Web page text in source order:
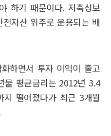
하기 때문이다. 저축성보
자산 위주로 운용되는 배
하면서 투자 이익이 줄고
물 평균금리는 2012년 3.4
떨어졌다가 최근 3개월